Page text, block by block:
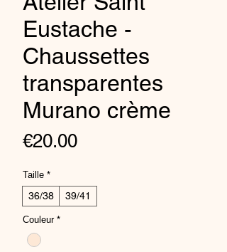
Eustache -
Chaussettes
transparentes
Murano crème
€20.00Price
Taille *
36/38 39/41
Couleur *